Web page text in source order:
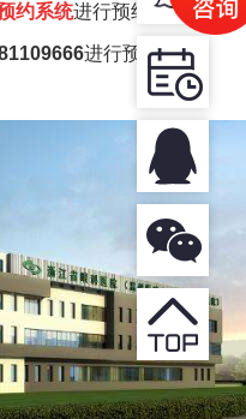
约系统进行预约。
进行预约。